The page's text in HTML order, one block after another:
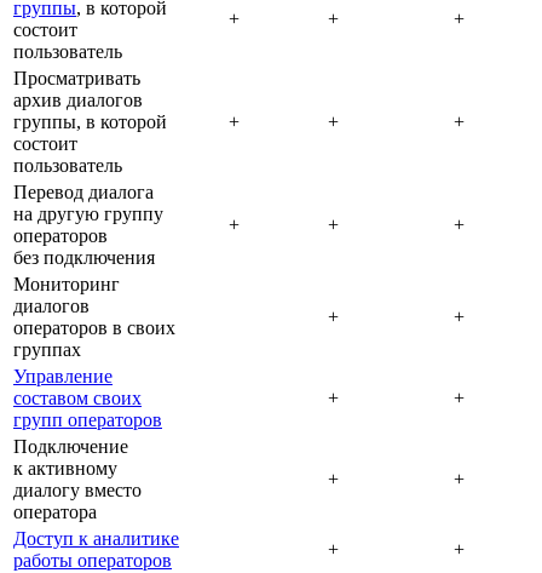
группы, в которой
состоит
пользователь
+ + +
Просматривать
архив диалогов
группы, в которой
состоит
пользователь
+ + +
Перевод диалога
на другую группу
операторов
без подключения
+ + +
Мониторинг
диалогов
операторов в своих
группах
+ +
Управление
составом своих
групп операторов
+ +
Подключение
к активному
диалогу вместо
оператора
+ +
Доступ к аналитике
работы операторов
+
+